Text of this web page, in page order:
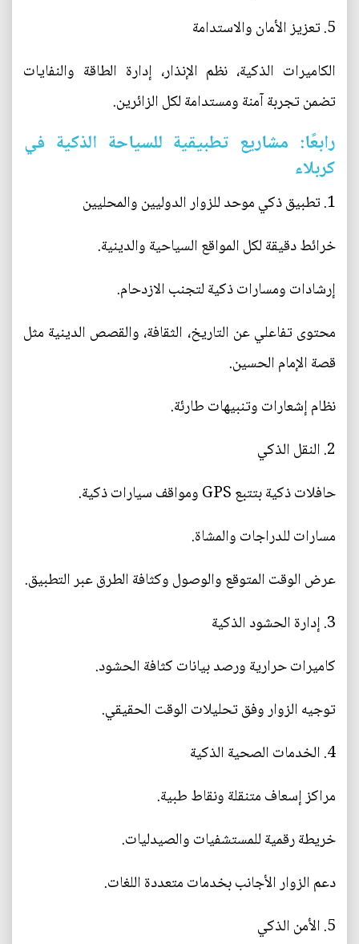
5. تعزيز الأمان والاستدامة
الكاميرات الذكية، نظم الإنذار، إدارة الطاقة والنفايات
تضمن تجربة آمنة ومستدامة لكل الزائرين.
رابعًا: مشاريع تطبيقية للسياحة الذكية في
كربلاء
1. تطبيق ذكي موحد للزوار الدوليين والمحليين
خرائط دقيقة لكل المواقع السياحية والدينية.
إرشادات ومسارات ذكية لتجنب الازدحام.
محتوى تفاعلي عن التاريخ، الثقافة، والقصص الدينية مثل
قصة الإمام الحسين.
نظام إشعارات وتنبيهات طارئة.
2. النقل الذكي
حافلات ذكية بتتبع GPS ومواقف سيارات ذكية.
مسارات للدراجات والمشاة.
عرض الوقت المتوقع والوصول وكثافة الطرق عبر التطبيق.
3. إدارة الحشود الذكية
كاميرات حرارية ورصد بيانات كثافة الحشود.
توجيه الزوار وفق تحليلات الوقت الحقيقي.
4. الخدمات الصحية الذكية
مراكز إسعاف متنقلة ونقاط طبية.
خريطة رقمية للمستشفيات والصيدليات.
دعم الزوار الأجانب بخدمات متعددة اللغات.
5. الأمن الذكي